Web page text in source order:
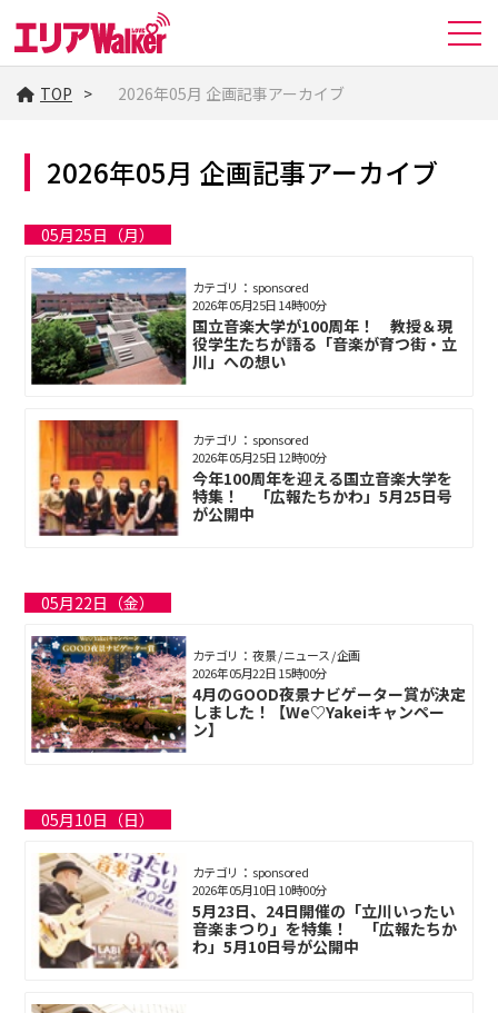
TOP 2026年05月 企画記事アーカイブ
2026年05月 企画記事アーカイブ
05月25日（月）
カテゴリ： sponsored
国立音楽大学が100周年！ 教授＆現
役学生たちが語る「音楽が育つ街・立
川」への想い
2026年05月25日 14時00分
カテゴリ： sponsored
今年100周年を迎える国立音楽大学を
特集！ 「広報たちかわ」5月25日号
が公開中
2026年05月25日 12時00分
05月22日（金）
カテゴリ： 夜景 / ニュース / 企画
4月のGOOD夜景ナビゲーター賞が決定
しました！【We♡Yakeiキャンペー
ン】
2026年05月22日 15時00分
05月10日（日）
カテゴリ： sponsored
5月23日、24日開催の「立川いったい
音楽まつり」を特集！ 「広報たちか
わ」5月10日号が公開中
2026年05月10日 10時00分